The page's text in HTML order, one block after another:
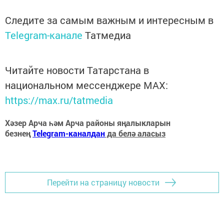
Следите за самым важным и интересным в
Telegram-канале Татмедиа
Читайте новости Татарстана в
национальном мессенджере MАХ:
https://max.ru/tatmedia
Хәзер Арча һәм Арча районы яңалыкларын
безнеңTelegram-каналданда белә аласыз
Перейти на страницу новости